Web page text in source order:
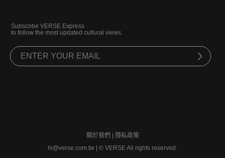
Subscribe VERSE Express
to follow the most updated cultural views.
關於我們
隱私政策
hi@verse.com.tw
© VERSE All rights reserved.